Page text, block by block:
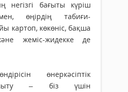
негізгі бағыты күріш
өңірдің табиғи-
картоп, көкөніс, бақша
жеміс-жидекке де
өнеркәсіптік
– біз үшін